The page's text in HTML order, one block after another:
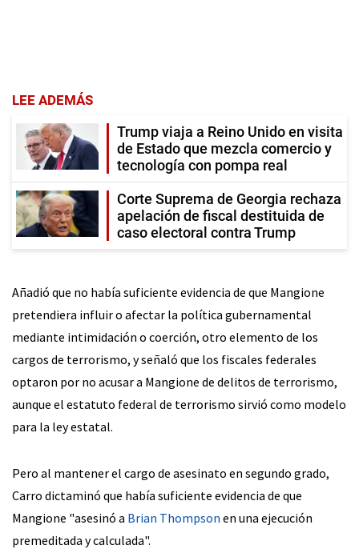
LEE ADEMÁS
Trump viaja a Reino Unido en visita
de Estado que mezcla comercio y
tecnología con pompa real
Corte Suprema de Georgia rechaza
apelación de fiscal destituida de
caso electoral contra Trump
Añadió que no había suficiente evidencia de que Mangione
pretendiera influir o afectar la política gubernamental
mediante intimidación o coerción, otro elemento de los
cargos de terrorismo, y señaló que los fiscales federales
optaron por no acusar a Mangione de delitos de terrorismo,
aunque el estatuto federal de terrorismo sirvió como modelo
para la ley estatal.
Pero al mantener el cargo de asesinato en segundo grado,
Carro dictaminó que había suficiente evidencia de que
Mangione "asesinó a Brian Thompson en una ejecución
premeditada y calculada".